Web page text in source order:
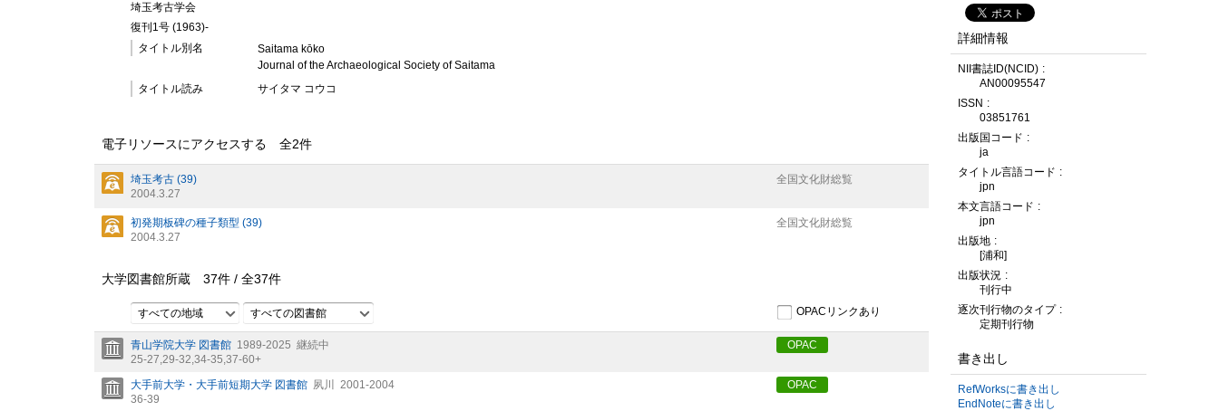
埼玉考古学会
復刊1号 (1963)-
タイトル別名
Saitama kōko
Journal of the Archaeological Society of Saitama
タイトル読み
サイタマ コウコ
電子リソースにアクセスする 全2件
埼玉考古 (39)
2004.3.27
全国文化財総覧
初発期板碑の種子類型 (39)
2004.3.27
全国文化財総覧
大学図書館所蔵 37件 / 全37件
すべての地域 すべての図書館 OPACリンクあり
青山学院大学 図書館 1989-2025 継続中
25-27,29-32,34-35,37-60+
OPAC
大手前大学・大手前短期大学 図書館 夙川
2001-2004
36-39
OPAC
詳細情報
NII書誌ID(NCID)
AN00095547
ISSN
03851761
出版国コード
ja
タイトル言語コード
jpn
本文言語コード
jpn
出版地
[浦和]
出版状況
刊行中
逐次刊行物のタイプ
定期刊行物
書き出し
RefWorksに書き出し
EndNoteに書き出し